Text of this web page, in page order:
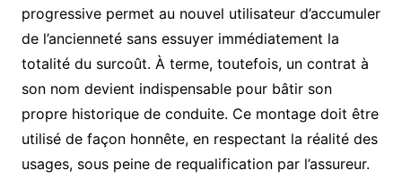
progressive permet au nouvel utilisateur d’accumuler
de l’ancienneté sans essuyer immédiatement la
totalité du surcoût. À terme, toutefois, un contrat à
son nom devient indispensable pour bâtir son
propre historique de conduite. Ce montage doit être
utilisé de façon honnête, en respectant la réalité des
usages, sous peine de requalification par l’assureur.